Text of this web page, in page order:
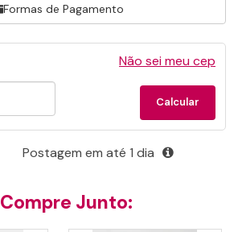
Formas de Pagamento
Não sei meu cep
Calcular
Postagem em até 1 dia
Compre Junto: